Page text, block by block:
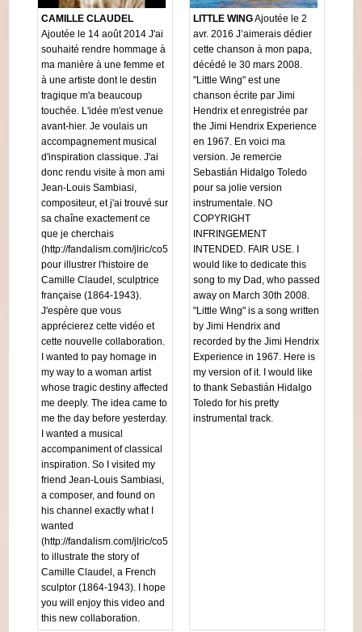
CAMILLE CLAUDEL
Ajoutée le 14 août 2014 J'ai
souhaité rendre hommage à
ma manière à une femme et
à une artiste dont le destin
tragique m'a beaucoup
touchée. L'idée m'est venue
avant-hier. Je voulais un
accompagnement musical
d'inspiration classique. J'ai
donc rendu visite à mon ami
Jean-Louis Sambiasi,
compositeur, et j'ai trouvé sur
sa chaîne exactement ce
que je cherchais
(http://fandalism.com/jlric/co5E)
pour illustrer l'histoire de
Camille Claudel, sculptrice
française (1864-1943).
J'espère que vous
apprécierez cette vidéo et
cette nouvelle collaboration.
I wanted to pay homage in
my way to a woman artist
whose tragic destiny affected
me deeply. The idea came to
me the day before yesterday.
I wanted a musical
accompaniment of classical
inspiration. So I visited my
friend Jean-Louis Sambiasi,
a composer, and found on
his channel exactly what I
wanted
(http://fandalism.com/jlric/co5E)
to illustrate the story of
Camille Claudel, a French
sculptor (1864-1943). I hope
you will enjoy this video and
this new collaboration.
LITTLE WINGAjoutée le 2
avr. 2016 J’aimerais dédier
cette chanson à mon papa,
décédé le 30 mars 2008.
"Little Wing" est une
chanson écrite par Jimi
Hendrix et enregistrée par
the Jimi Hendrix Experience
en 1967. En voici ma
version. Je remercie
Sebastián Hidalgo Toledo
pour sa jolie version
instrumentale. NO
COPYRIGHT
INFRINGEMENT
INTENDED. FAIR USE. I
would like to dedicate this
song to my Dad, who passed
away on March 30th 2008.
"Little Wing" is a song written
by Jimi Hendrix and
recorded by the Jimi Hendrix
Experience in 1967. Here is
my version of it. I would like
to thank Sebastián Hidalgo
Toledo for his pretty
instrumental track.